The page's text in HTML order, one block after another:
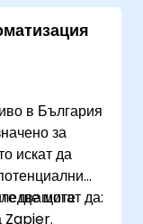
в България
за
искат да
Zapier.
ще могат да: